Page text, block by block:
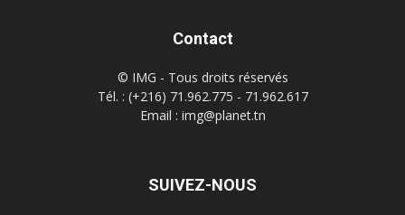
Contact
© IMG - Tous droits réservés
Tél. : (+216) 71.962.775 - 71.962.617
Email : img@planet.tn
SUIVEZ-NOUS